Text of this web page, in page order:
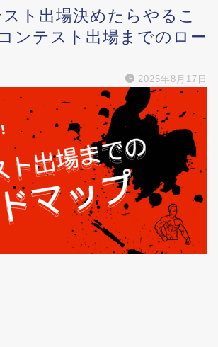
ト出場決めたらやるこ
ンテスト出場までのロー
2025年8月17日